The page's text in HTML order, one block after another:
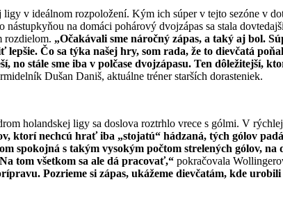
v ideálnom rozpoložení. Kým ich súper v tejto sezóne v
na domáci pohárový dvojzápas sa stala
rozdielom. „Očakávali sme náročný zápas, a taký aj bol.
Čo sa týka našej hry, som rada, že to dievčatá
no stále sme iba v polčase dvojzápasu. Ten dôležitejší,
Dušan Daniš, aktuálne tréner starších dorasteniek.
holandskej ligy sa doslova roztrhlo vrece s gólmi. V
ktorí nechcú hrať iba „stojatú“ hádzaná, tých gólov
spokojná s takým vysokým počtom strelených gólov,
tom všetkom sa ale dá pracovať,“ pokračovala
Pozrieme si zápas, ukážeme dievčatám, kde